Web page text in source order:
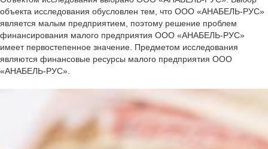
объекта исследования обусловлен тем, что ООО «АНАБЕЛЬ-РУС»
является малым предприятием, поэтому решение проблем
финансирования малого предприятия ООО «АНАБЕЛЬ-РУС»
имеет первостепенное значение. Предметом исследования
являются финансовые ресурсы малого предприятия ООО
«АНАБЕЛЬ-РУС».